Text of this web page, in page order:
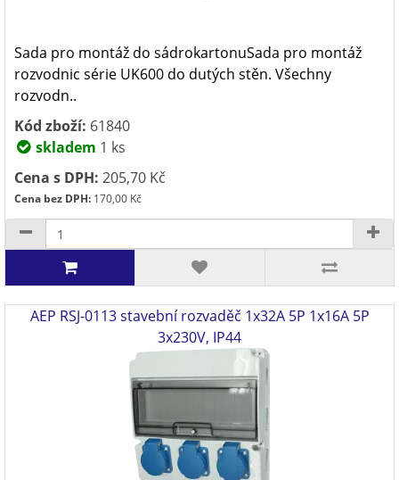
Sada pro montáž do sádrokartonuSada pro montáž
rozvodnic série UK600 do dutých stěn. Všechny
rozvodn..
Kód zboží: 61840
skladem 1 ks
Cena s DPH: 205,70 Kč
Cena bez DPH: 170,00 Kč
AEP RSJ-0113 stavební rozvaděč 1x32A 5P 1x16A 5P
3x230V, IP44